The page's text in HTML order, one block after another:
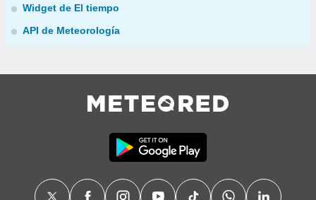
Widget de El tiempo
API de Meteorología